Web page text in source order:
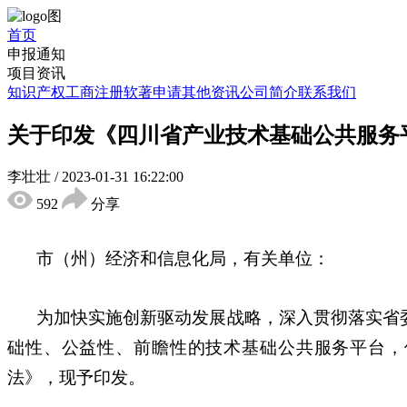
首页
申报通知
项目资讯
知识产权工商注册软著申请其他资讯公司简介联系我们
关于印发《四川省产业技术基础公共服
李壮壮 / 2023-01-31 16:22:00
592
分享
市（州）经济和信息化局，有关单位：
为加快实施创新驱动发展战略，深入贯彻落实
础性、公益性、前瞻性的技术基础公共服务平台
法》，现予印发。